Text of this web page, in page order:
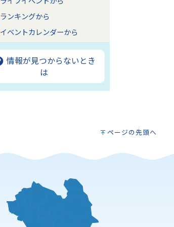
ランキングから
イベントカレンダーから
情報が見つからないとき
は
ページの先頭へ